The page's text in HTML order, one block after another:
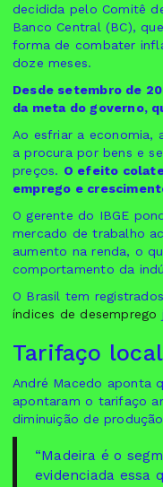
decidida pelo Comitê
Banco Central (BC),
forma de combater
doze meses.
Desde setembro de
da meta do governo,
Ao esfriar a economia,
a procura por bens e
preços. O efeito
emprego e
O gerente do IBGE
mercado de trabalho
aumento na renda, o
comportamento da
O Brasil tem
índices de desemprego
Tarifaço
André Macedo aponta
apontaram o tarifaço
diminuição de
“Madeira é o
evidenciada essa